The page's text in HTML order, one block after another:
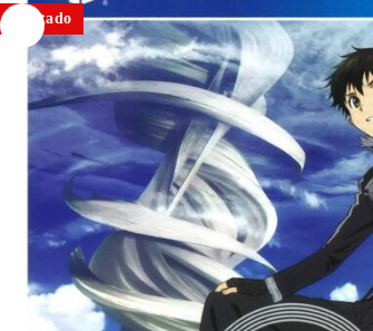
Agotado